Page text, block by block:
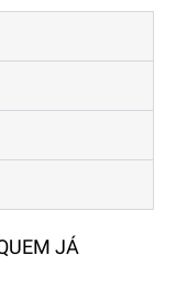
JÁ